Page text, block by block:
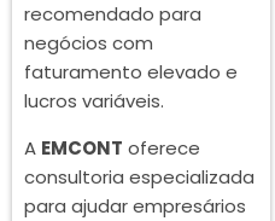
recomendado para
negócios com
faturamento elevado e
lucros variáveis.
A EMCONT oferece
consultoria especializada
para ajudar empresários